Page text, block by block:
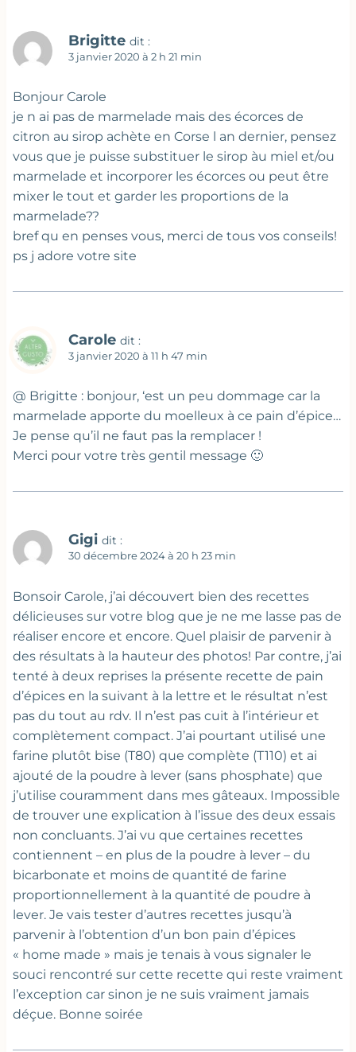
Brigitte dit :
3 janvier 2020 à 2 h 21 min
Bonjour Carole
je n ai pas de marmelade mais des écorces de
citron au sirop achète en Corse l an dernier, pensez
vous que je puisse substituer le sirop àu miel et/ou
marmelade et incorporer les écorces ou peut être
mixer le tout et garder les proportions de la
marmelade??
bref qu en penses vous, merci de tous vos conseils!
ps j adore votre site
Carole dit :
3 janvier 2020 à 11 h 47 min
@ Brigitte : bonjour, ‘est un peu dommage car la
marmelade apporte du moelleux à ce pain d’épice…
Je pense qu’il ne faut pas la remplacer !
Merci pour votre très gentil message 🙂
Gigi dit :
30 décembre 2024 à 20 h 23 min
Bonsoir Carole, j’ai découvert bien des recettes
délicieuses sur votre blog que je ne me lasse pas de
réaliser encore et encore. Quel plaisir de parvenir à
des résultats à la hauteur des photos! Par contre, j’ai
tenté à deux reprises la présente recette de pain
d’épices en la suivant à la lettre et le résultat n’est
pas du tout au rdv. Il n’est pas cuit à l’intérieur et
complètement compact. J’ai pourtant utilisé une
farine plutôt bise (T80) que complète (T110) et ai
ajouté de la poudre à lever (sans phosphate) que
j’utilise couramment dans mes gâteaux. Impossible
de trouver une explication à l’issue des deux essais
non concluants. J’ai vu que certaines recettes
contiennent – en plus de la poudre à lever – du
bicarbonate et moins de quantité de farine
proportionnellement à la quantité de poudre à
lever. Je vais tester d’autres recettes jusqu’à
parvenir à l’obtention d’un bon pain d’épices
« home made » mais je tenais à vous signaler le
souci rencontré sur cette recette qui reste vraiment
l’exception car sinon je ne suis vraiment jamais
déçue. Bonne soirée